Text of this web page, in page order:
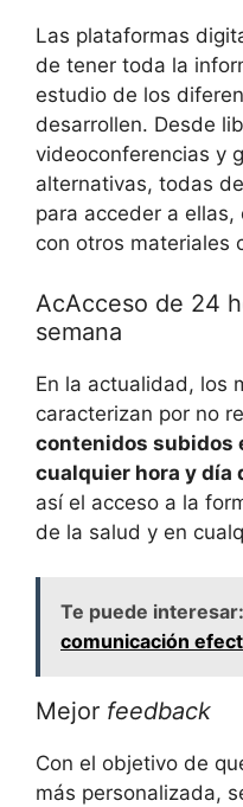
Las plataformas
de tener toda la
estudio de los
desarrollen. Desde
videoconferencias y
alternativas, todas
para acceder a
con otros materiales
AcAcceso de 24
semana
En la actualidad, los
caracterizan por no
contenidos subidos
cualquier hora y día
así el acceso a la
de la salud y en
Te puede interesar:
comunicación
Mejor feedback
Con el objetivo de
más personalizada,